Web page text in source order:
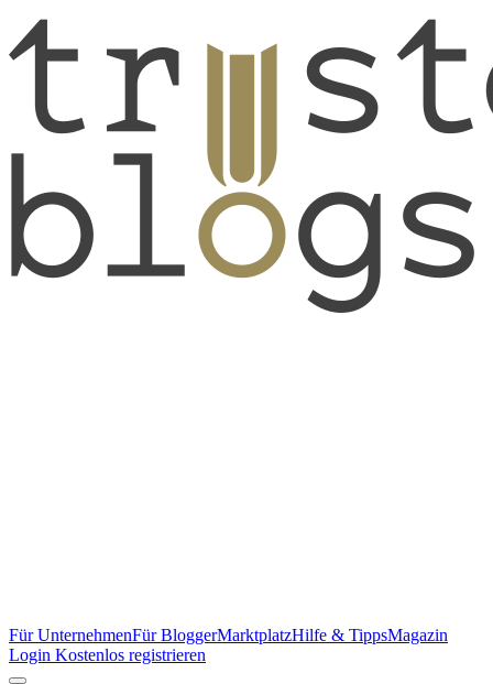
Für UnternehmenFür BloggerMarktplatzHilfe & TippsMagazin
Login Kostenlos registrieren